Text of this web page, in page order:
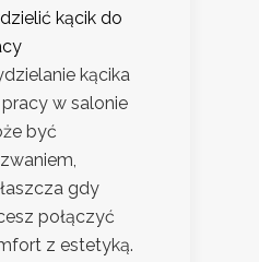
kącik do
kącika
w salonie
być
gdy
połączyć
z estetyką.